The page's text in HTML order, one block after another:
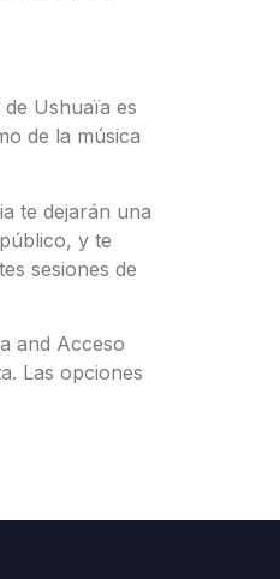
de Ushuaïa es
de la música
te dejarán una
y te
sesiones de
and Acceso
Las opciones